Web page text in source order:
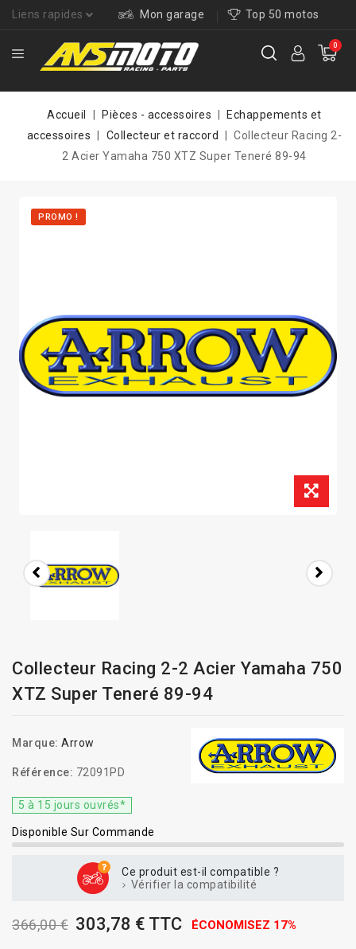
Liens rapides Mon garage Top 50 motos
0
Accueil Pièces - accessoires
Echappements et
accessoires
Collecteur et raccord
Collecteur Racing 2-
2 Acier Yamaha 750 XTZ Super Teneré 89-94
PROMO !
Collecteur Racing 2-2 Acier Yamaha 750
XTZ Super Teneré 89-94
Marque: Arrow
Référence: 72091PD
5 à 15 jours ouvrés*
Disponible Sur Commande
Ce produit est-il compatible ?
Vérifier la compatibilité
366,00 € 303,78 € TTC ÉCONOMISEZ 17%